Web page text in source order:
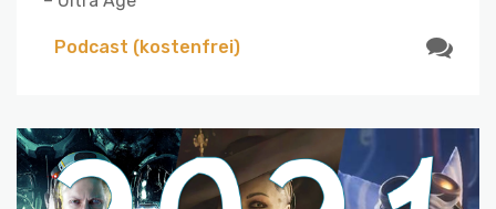
Podcast (kostenfrei)